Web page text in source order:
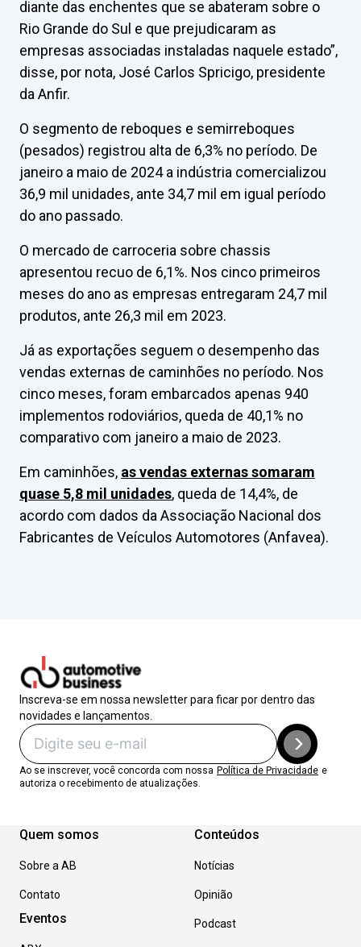
diante das enchentes que se abateram sobre o
Rio Grande do Sul e que prejudicaram as
empresas associadas instaladas naquele estado”,
disse, por nota, José Carlos Spricigo, presidente
da Anfir.
O segmento de reboques e semirreboques
(pesados) registrou alta de 6,3% no período. De
janeiro a maio de 2024 a indústria comercializou
36,9 mil unidades, ante 34,7 mil em igual período
do ano passado.
O mercado de carroceria sobre chassis
apresentou recuo de 6,1%. Nos cinco primeiros
meses do ano as empresas entregaram 24,7 mil
produtos, ante 26,3 mil em 2023.
Já as exportações seguem o desempenho das
vendas externas de caminhões no período. Nos
cinco meses, foram embarcados apenas 940
implementos rodoviários, queda de 40,1% no
comparativo com janeiro a maio de 2023.
Em caminhões, as vendas externas somaram
quase 5,8 mil unidades, queda de 14,4%, de
acordo com dados da Associação Nacional dos
Fabricantes de Veículos Automotores (Anfavea).
Inscreva-se em nossa newsletter para ficar por dentro das
novidades e lançamentos.
Ao se inscrever, você concorda com nossa Política de Privacidade e
autoriza o recebimento de atualizações.
Quem somos
Sobre a AB
Contato
Eventos
Conteúdos
Notícias
Opinião
Podcast